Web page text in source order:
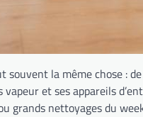
souvent la même chose :
et ses appareils
grands nettoyages du